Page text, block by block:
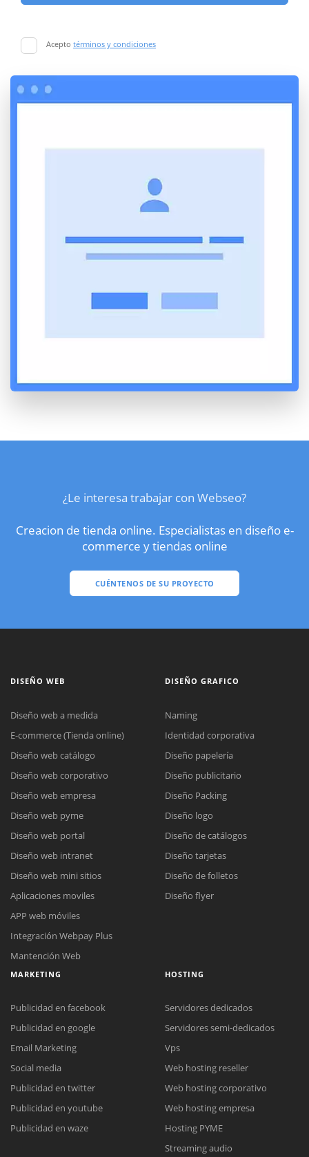
Acepto términos y condiciones
¿Le interesa trabajar con Webseo?
Creacion de tienda online. Especialistas en diseño e-
commerce y tiendas online
CUÉNTENOS DE SU PROYECTO
Reunión online
Meet para la reunión online.
Cotización
Chat Online
Todos nuestros ejecutivos están fuera de línea. Complete el formulario
DISEÑO WEB
Diseño web a medida
E-commerce (Tienda online)
Diseño web catálogo
Diseño web corporativo
Diseño web empresa
Diseño web pyme
Diseño web portal
Diseño web intranet
Diseño web mini sitios
Aplicaciones moviles
APP web móviles
Integración Webpay Plus
Mantención Web
DISEÑO GRAFICO
Naming
Identidad corporativa
Diseño papelería
Diseño publicitario
Diseño Packing
Diseño logo
Diseño de catálogos
Diseño tarjetas
Diseño de folletos
Diseño flyer
MARKETING
Publicidad en facebook
Publicidad en google
Email Marketing
Social media
Publicidad en twitter
Publicidad en youtube
Publicidad en waze
HOSTING
Servidores dedicados
Servidores semi-dedicados
Vps
Web hosting reseller
Web hosting corporativo
Web hosting empresa
Hosting PYME
Streaming audio